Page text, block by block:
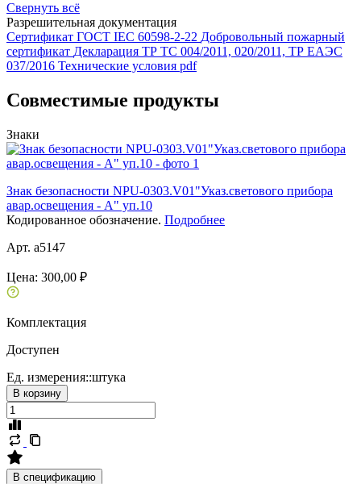
Свернуть всё
Разрешительная документация
Сертификат ГОСТ IEC 60598-2-22 Добровольный пожарный
сертификат Декларация ТР ТС 004/2011, 020/2011, ТР ЕАЭС
037/2016 Технические условия pdf
Совместимые продукты
Знаки
Знак безопасности NPU-0303.V01"Указ.светового прибора
авар.освещения - А" уп.10
Кодированное обозначение. Подробнее
Арт. a5147
Цена: 300,00 ₽
Комплектация
Доступен
Ед. измерения::штука
В корзину
В спецификацию